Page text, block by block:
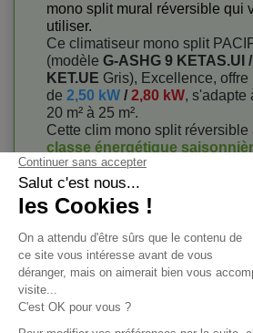
mono split mural réversible qui
utiliser.
Ce climatiseur mono split
(modèle G-ASHG 9 KETAS.UI
KET.UE Gris), Excellence,
de 2,50 kW / 2,80 kW, s'adapte
20 m² à 25 m².
Cette clim mono split réversible
classe énergétique
etChaud).
- Wifi
: En option
- Gaz: R32
Garantie : 3 ans Pièces / 5
Prix 1 229,00 €